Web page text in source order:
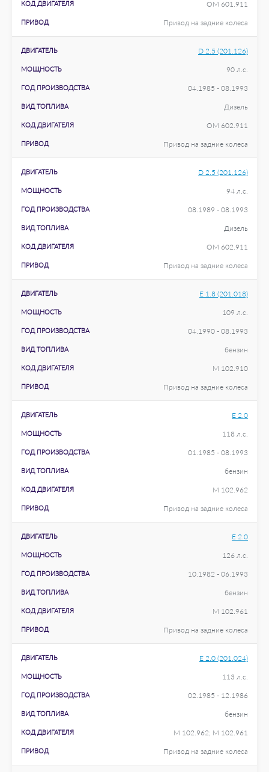
КОД ДВИГАТЕЛЯ OM 601.911
ПРИВОД Привод на задние колеса
ДВИГАТЕЛЬ D 2.5 (201.126)
МОЩНОСТЬ 90 л.с.
ГОД ПРОИЗВОДСТВА 04.1985 - 08.1993
ВИД ТОПЛИВА Дизель
КОД ДВИГАТЕЛЯ OM 602.911
ПРИВОД Привод на задние колеса
ДВИГАТЕЛЬ D 2.5 (201.126)
МОЩНОСТЬ 94 л.с.
ГОД ПРОИЗВОДСТВА 08.1989 - 08.1993
ВИД ТОПЛИВА Дизель
КОД ДВИГАТЕЛЯ OM 602.911
ПРИВОД Привод на задние колеса
ДВИГАТЕЛЬ E 1.8 (201.018)
МОЩНОСТЬ 109 л.с.
ГОД ПРОИЗВОДСТВА 04.1990 - 08.1993
ВИД ТОПЛИВА бензин
КОД ДВИГАТЕЛЯ M 102.910
ПРИВОД Привод на задние колеса
ДВИГАТЕЛЬ E 2.0
МОЩНОСТЬ 118 л.с.
ГОД ПРОИЗВОДСТВА 01.1985 - 08.1993
ВИД ТОПЛИВА бензин
КОД ДВИГАТЕЛЯ M 102.962
ПРИВОД Привод на задние колеса
ДВИГАТЕЛЬ E 2.0
МОЩНОСТЬ 126 л.с.
ГОД ПРОИЗВОДСТВА 10.1982 - 06.1993
ВИД ТОПЛИВА бензин
КОД ДВИГАТЕЛЯ M 102.961
ПРИВОД Привод на задние колеса
ДВИГАТЕЛЬ E 2.0 (201.024)
МОЩНОСТЬ 113 л.с.
ГОД ПРОИЗВОДСТВА 02.1985 - 12.1986
ВИД ТОПЛИВА бензин
КОД ДВИГАТЕЛЯ M 102.962; M 102.961
ПРИВОД Привод на задние колеса